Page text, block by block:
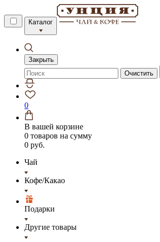
Каталог
Закрыть
Очистить
0
В вашей корзине
0 товаров на сумму
0 руб.
Чай
Кофе/Какао
Подарки
Другие товары